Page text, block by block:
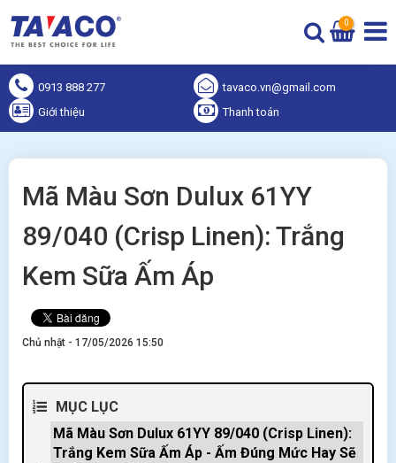
0
0913 888 277
tavaco.vn@gmail.com
Giới thiệu
Thanh toán
Mã Màu Sơn Dulux 61YY
89/040 (Crisp Linen): Trắng
Kem Sữa Ấm Áp
Chủ nhật - 17/05/2026 15:50
MỤC LỤC
Mã Màu Sơn Dulux 61YY 89/040 (Crisp Linen):
Trắng Kem Sữa Ấm Áp - Ấm Đúng Mức Hay Sẽ